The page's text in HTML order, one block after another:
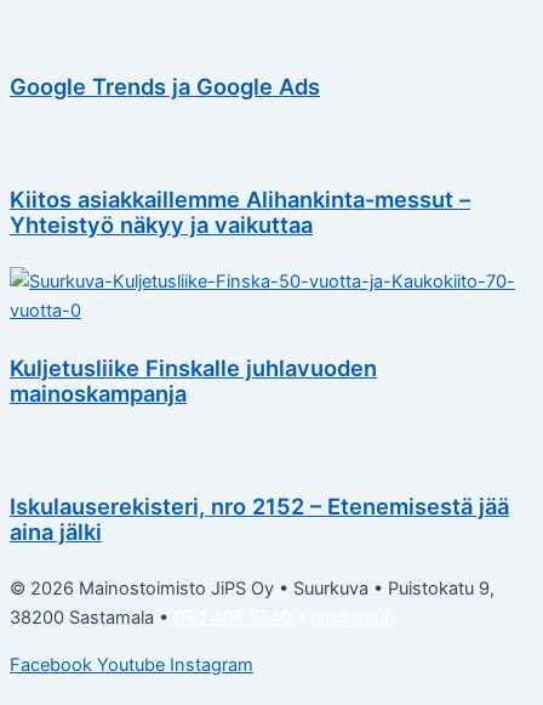
Google Trends ja Google Ads
Kiitos asiakkaillemme Alihankinta-messut –
Yhteistyö näkyy ja vaikuttaa
Kuljetusliike Finskalle juhlavuoden
mainoskampanja
Iskulauserekisteri, nro 2152 – Etenemisestä jää
aina jälki
© 2026 Mainostoimisto JiPS Oy • Suurkuva • Puistokatu 9,
38200 Sastamala •
Facebook Youtube Instagram